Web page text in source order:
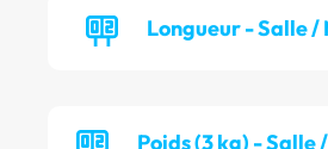
Longueur - Salle /
Poids (3 kg) - Salle